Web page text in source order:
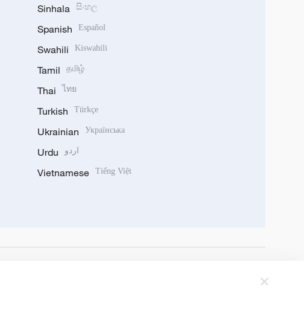
Sinhala සිංහල
Spanish Español
Swahili Kiswahili
Tamil தமிழ்
Thai ไทย
Turkish Türkçe
Ukrainian Українська
Urdu اردو
Vietnamese Tiếng Việt